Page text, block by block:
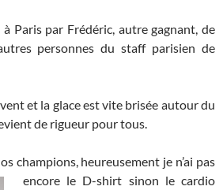
Paris par Frédéric, autre gagnant, de
personnes du staff parisien de
et la glace est vite brisée autour du
de rigueur pour tous.
champions, heureusement je n’ai pas
encore le D-shirt sinon le cardio